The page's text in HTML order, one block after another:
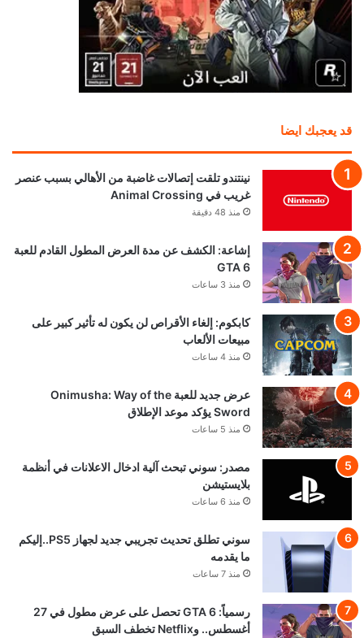
قد يعجبك ايضا
نينتندو تلقت إتصالات غاضبة من الأهالي بسبب عنصر
غريب في Animal Crossing
منذ 48 دقيقة
إشاعة: الكشف عن مدة العرض المطول القادم للعبة
GTA 6
منذ 3 ساعات
كابكوم: إلغاء الأقراص لن يكون له تأثير كبير على
مبيعات الألعاب
منذ 4 ساعات
عرض جديد للعبة Onimusha: Way of the
Sword يؤكد موعد الإطلاق
منذ 5 ساعات
مصدر: سوني تبحث آلية ادخال الاعلانات في أنظمة
بلايستيشن
منذ 6 ساعات
سوني تطلق تحديث تجريبي جديد لجهاز PS5..إليكم
ما يقدمه
منذ 7 ساعات
رسمياً: GTA 6 تحصل على عرض مطول في 27
أغسطس.. وNetflix تخطف السبق